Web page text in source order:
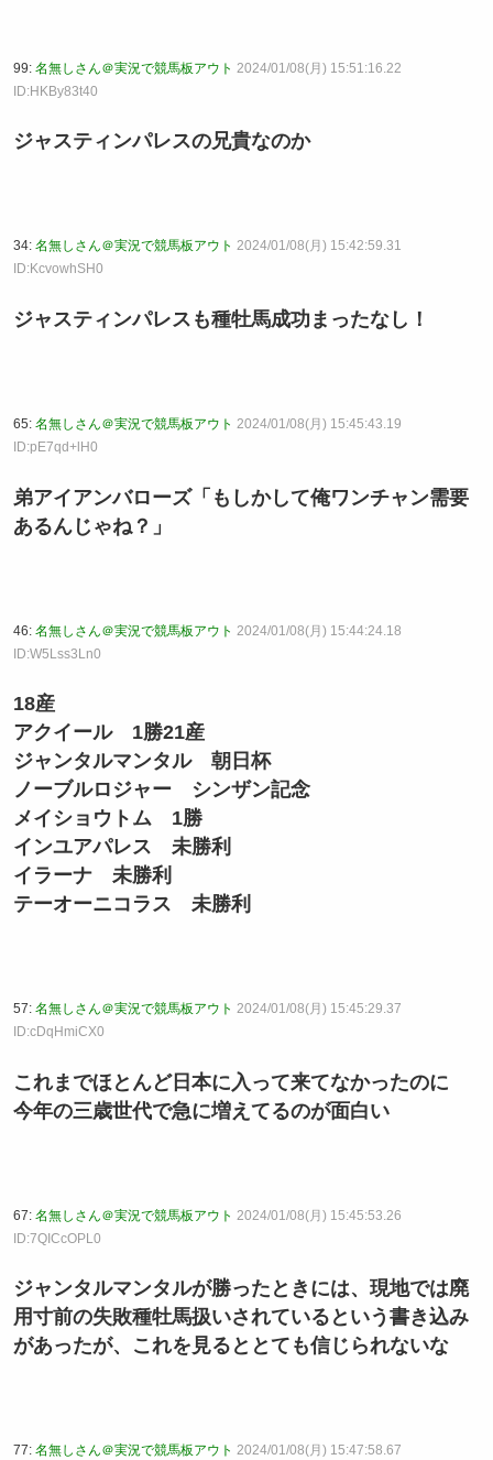
99: 名無しさん＠実況で競馬板アウト 2024/01/08(月) 15:51:16.22
ID:HKBy83t40
ジャスティンパレスの兄貴なのか
34: 名無しさん＠実況で競馬板アウト 2024/01/08(月) 15:42:59.31
ID:KcvowhSH0
ジャスティンパレスも種牡馬成功まったなし！
65: 名無しさん＠実況で競馬板アウト 2024/01/08(月) 15:45:43.19
ID:pE7qd+lH0
弟アイアンバローズ「もしかして俺ワンチャン需要
あるんじゃね？」
46: 名無しさん＠実況で競馬板アウト 2024/01/08(月) 15:44:24.18
ID:W5Lss3Ln0
18産
アクイール 1勝21産
ジャンタルマンタル 朝日杯
ノーブルロジャー シンザン記念
メイショウトム 1勝
インユアパレス 未勝利
イラーナ 未勝利
テーオーニコラス 未勝利
57: 名無しさん＠実況で競馬板アウト 2024/01/08(月) 15:45:29.37
ID:cDqHmiCX0
これまでほとんど日本に入って来てなかったのに
今年の三歳世代で急に増えてるのが面白い
67: 名無しさん＠実況で競馬板アウト 2024/01/08(月) 15:45:53.26
ID:7QICcOPL0
ジャンタルマンタルが勝ったときには、現地では廃
用寸前の失敗種牡馬扱いされているという書き込み
があったが、これを見るととても信じられないな
77: 名無しさん＠実況で競馬板アウト 2024/01/08(月) 15:47:58.67